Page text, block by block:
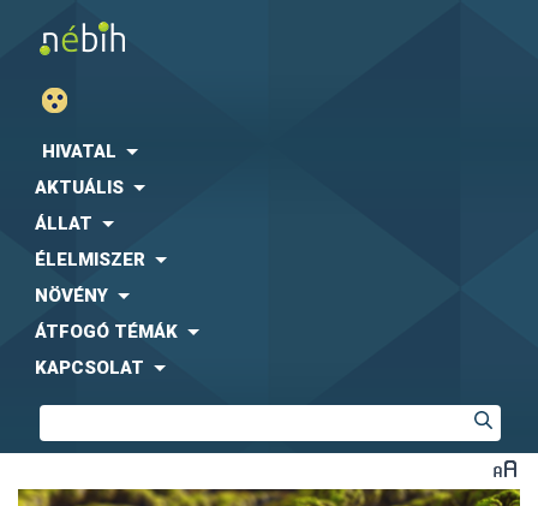
HIVATAL
AKTUÁLIS
ÁLLAT
ÉLELMISZER
NÖVÉNY
ÁTFOGÓ TÉMÁK
KAPCSOLAT